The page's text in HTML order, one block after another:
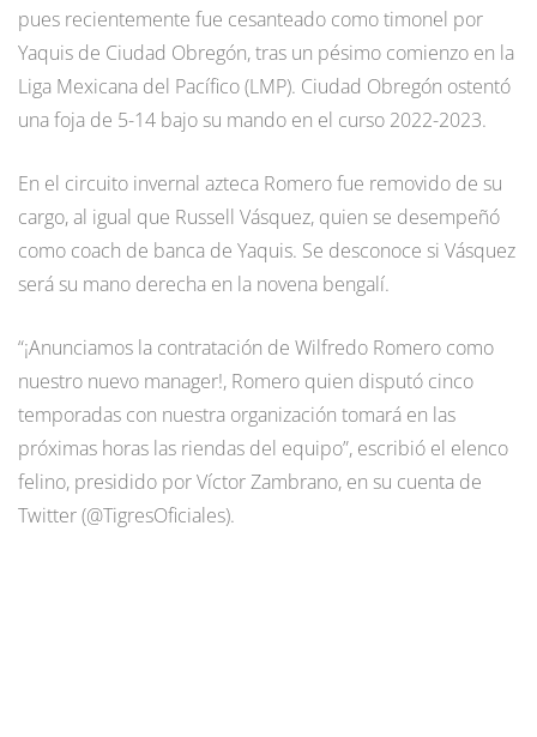
pues recientemente fue cesanteado como timonel por
Yaquis de Ciudad Obregón, tras un pésimo comienzo en la
Liga Mexicana del Pacífico (LMP). Ciudad Obregón ostentó
una foja de 5-14 bajo su mando en el curso 2022-2023.
En el circuito invernal azteca Romero fue removido de su
cargo, al igual que Russell Vásquez, quien se desempeñó
como coach de banca de Yaquis. Se desconoce si Vásquez
será su mano derecha en la novena bengalí.
“¡Anunciamos la contratación de Wilfredo Romero como
nuestro nuevo manager!, Romero quien disputó cinco
temporadas con nuestra organización tomará en las
próximas horas las riendas del equipo”, escribió el elenco
felino, presidido por Víctor Zambrano, en su cuenta de
Twitter (@TigresOficiales).